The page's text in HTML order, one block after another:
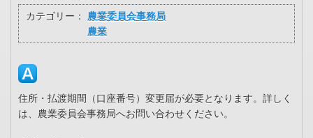
カテゴリー：
農業委員会事務局
農業
住所・払渡期間（口座番号）変更届が必要となります。詳しく
は、農業委員会事務局へお問い合わせください。